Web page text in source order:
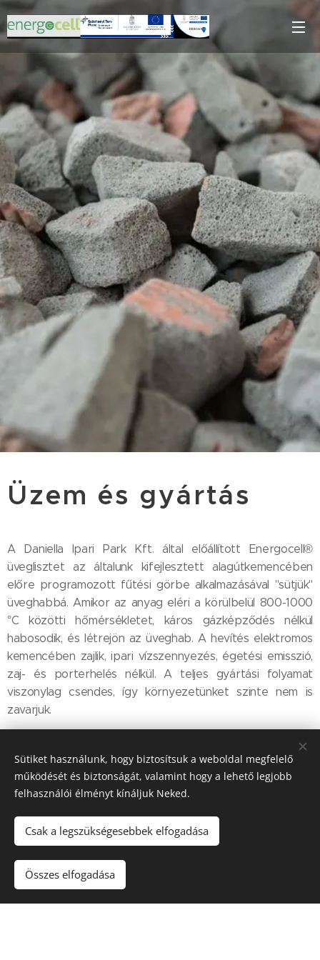
Üzem és gyártás
A Daniella Ipari Park Kft. által előállított Energocell®
üveglisztet az általunk kifejlesztett alagútkemencében
előre programozott fűtési görbe alkalmazásával "sütjük"
üveghabbá. Amikor az anyag eléri a körülbelül 800-1000
°C közötti hőmérsékletet, káros gázképződés nélkül
habosodik, és létrejön az üveghab. A hevítés elektromos
kemencében zajlik, ipari vízszennyezés, égetési emisszió,
zaj- és porterhelés nélkül. A teljes gyártási folyamat
viszonylag csendes, így környezetünket szinte nem is
zavarjuk.
Sütiket használunk, hogy biztosítsuk a weboldal megfelelő
működését és biztonságát, valamint hogy a lehető legjobb
felhasználói élményt kínáljuk Neked.
Csak a legszükségesebbek elfogadása
Összes elfogadása